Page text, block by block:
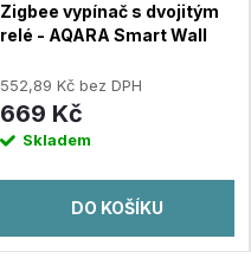
Zigbee vypínač s dvojitým
relé - AQARA Smart Wall
Double Rocker) (WS-
EUK02-G) - Šedá
552,89 Kč bez DPH
669 Kč
Skladem
DO KOŠÍKU